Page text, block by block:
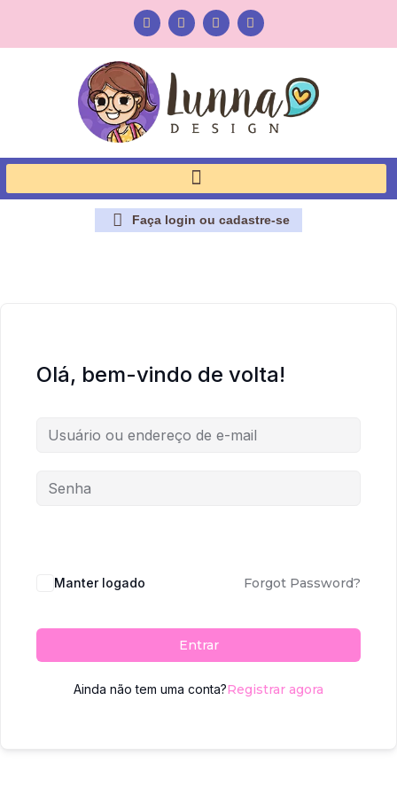
Faça login ou cadastre-se
Olá, bem-vindo de volta!
Manter logado Forgot Password?
Entrar
Ainda não tem uma conta?Registrar agora